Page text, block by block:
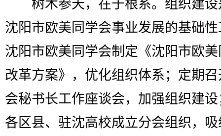
树木参天，在于根系。组织建设
沈阳市欧美同学会事业发展的基础
沈阳市欧美同学会制定《沈阳市欧
改革方案》，优化组织体系；定期
会秘书长工作座谈会，加强组织建
各区县、驻沈高校成立分会组织，